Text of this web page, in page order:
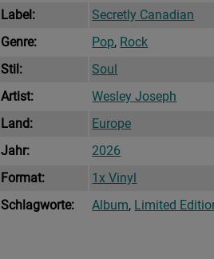
Label:
Secretly Canadian
Genre:
Pop, Rock
Stil:
Soul
Artist:
Wesley Joseph
Land:
Europe
Jahr:
2026
Format:
1x Vinyl
Schlagworte:
Album, Limited